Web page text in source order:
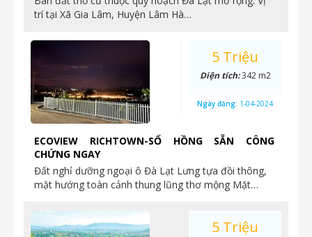
trí tại Xã Gia Lâm, Huyện Lâm Hà…
ECOVIEW RICHTOWN-SỔ HỒNG SẴN CÔNG
CHỨNG NGAY
Đất nghỉ dưỡng ngoại ô Đà Lạt Lưng tựa đồi thông,
mặt hướng toàn cảnh thung lũng thơ mộng Mặt…
5 Triệu
Diện tích:342 m2
Ngày đăng: 1-04-2024
5 Triệu